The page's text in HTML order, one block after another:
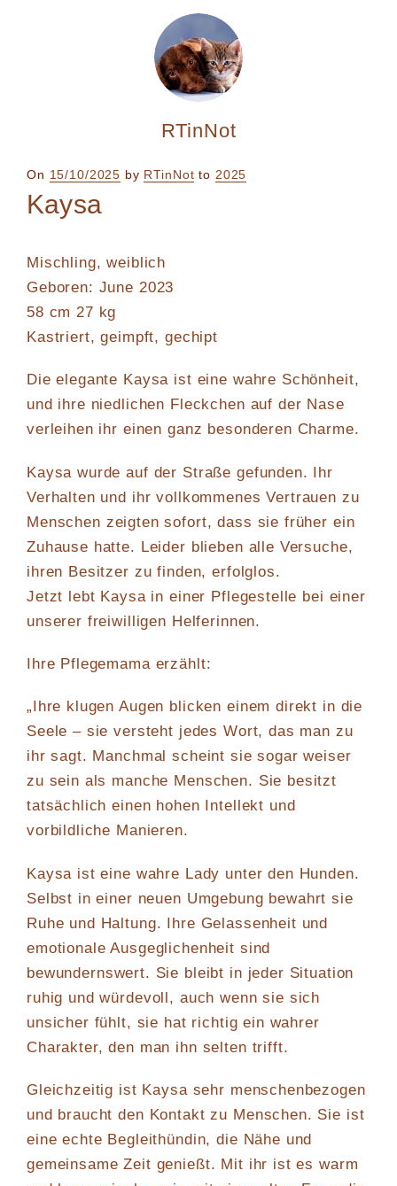
RTinNot
On Posted
15/10/2025 by RTinNot to 2025
Kaysa
Mischling, weiblich
Geboren: June 2023
58 cm 27 kg
Kastriert, geimpft, gechipt
Die elegante Kaysa ist eine wahre Schönheit,
und ihre niedlichen Fleckchen auf der Nase
verleihen ihr einen ganz besonderen Charme.
Kaysa wurde auf der Straße gefunden. Ihr
Verhalten und ihr vollkommenes Vertrauen zu
Menschen zeigten sofort, dass sie früher ein
Zuhause hatte. Leider blieben alle Versuche,
ihren Besitzer zu finden, erfolglos.
Jetzt lebt Kaysa in einer Pflegestelle bei einer
unserer freiwilligen Helferinnen.
Ihre Pflegemama erzählt:
„Ihre klugen Augen blicken einem direkt in die
Seele – sie versteht jedes Wort, das man zu
ihr sagt. Manchmal scheint sie sogar weiser
zu sein als manche Menschen. Sie besitzt
tatsächlich einen hohen Intellekt und
vorbildliche Manieren.
Kaysa ist eine wahre Lady unter den Hunden.
Selbst in einer neuen Umgebung bewahrt sie
Ruhe und Haltung. Ihre Gelassenheit und
emotionale Ausgeglichenheit sind
bewundernswert. Sie bleibt in jeder Situation
ruhig und würdevoll, auch wenn sie sich
unsicher fühlt, sie hat richtig ein wahrer
Charakter, den man ihn selten trifft.
Gleichzeitig ist Kaysa sehr menschenbezogen
und braucht den Kontakt zu Menschen. Sie ist
eine echte Begleithündin, die Nähe und
gemeinsame Zeit genießt. Mit ihr ist es warm